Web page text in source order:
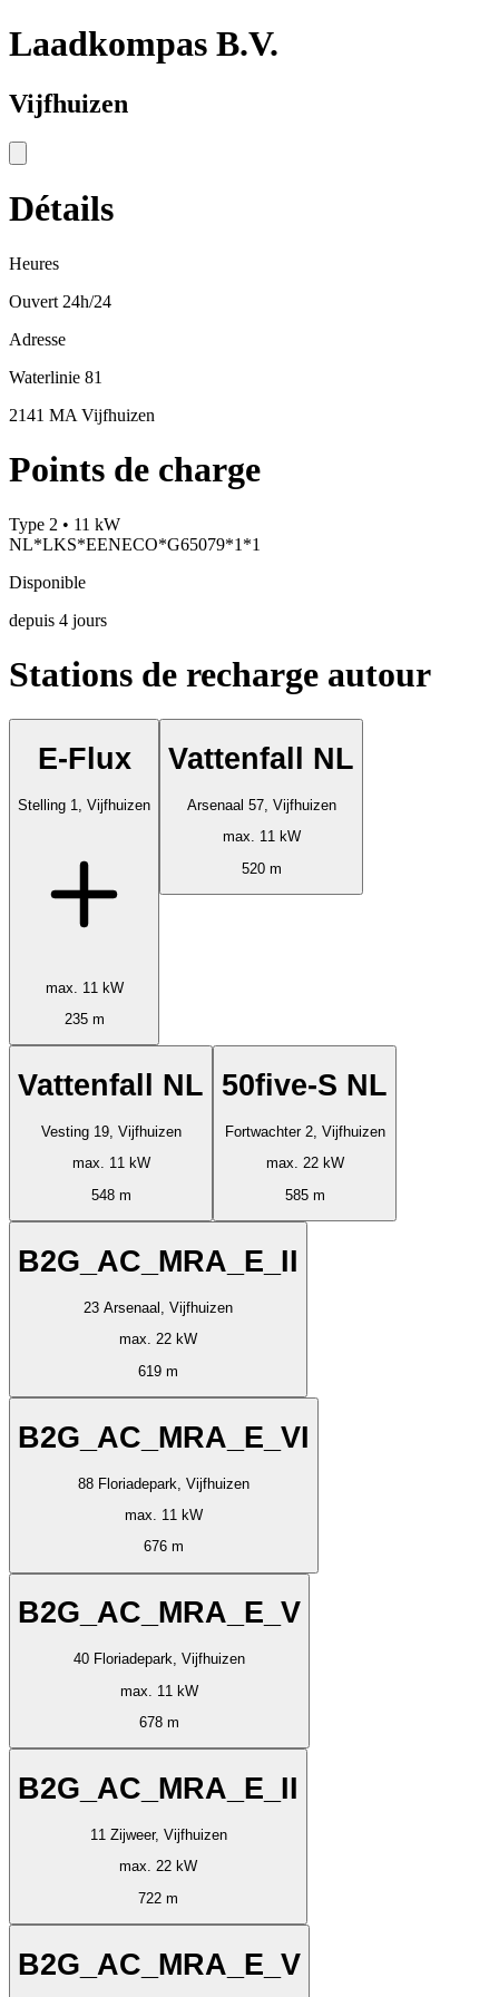
Laadkompas B.V.
Vijfhuizen
Détails
Heures
Ouvert 24h/24
Adresse
Waterlinie 81
2141 MA Vijfhuizen
Points de charge
Type 2 • 11 kW
NL*LKS*EENECO*G65079*1*1
Disponible
depuis 4 jours
Stations de recharge autour
E-Flux
Stelling 1, Vijfhuizen
max. 11 kW
235 m
Vattenfall NL
Arsenaal 57, Vijfhuizen
max. 11 kW
520 m
Vattenfall NL
Vesting 19, Vijfhuizen
max. 11 kW
548 m
50five-S NL
Fortwachter 2, Vijfhuizen
max. 22 kW
585 m
B2G_AC_MRA_E_II
23 Arsenaal, Vijfhuizen
max. 22 kW
619 m
B2G_AC_MRA_E_VI
88 Floriadepark, Vijfhuizen
max. 11 kW
676 m
B2G_AC_MRA_E_V
40 Floriadepark, Vijfhuizen
max. 11 kW
678 m
B2G_AC_MRA_E_II
11 Zijweer, Vijfhuizen
max. 22 kW
722 m
B2G_AC_MRA_E_V